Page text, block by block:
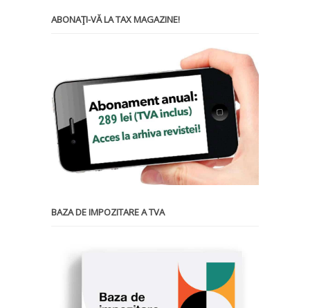
ABONAŢI-VĂ LA TAX MAGAZINE!
BAZA DE IMPOZITARE A TVA